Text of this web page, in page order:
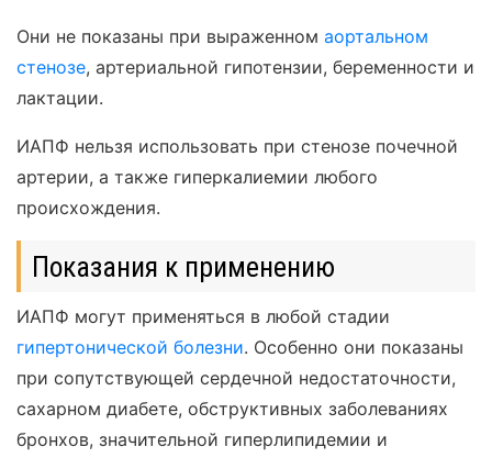
Они не показаны при выраженном аортальном
стенозе, артериальной гипотензии, беременности и
лактации.
ИАПФ нельзя использовать при стенозе почечной
артерии, а также гиперкалиемии любого
происхождения.
Показания к применению
ИАПФ могут применяться в любой стадии
гипертонической болезни. Особенно они показаны
при сопутствующей сердечной недостаточности,
сахарном диабете, обструктивных заболеваниях
бронхов, значительной гиперлипидемии и